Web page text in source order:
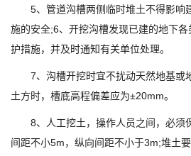
5、管道沟槽两侧临时堆土不得影响
施的安全;6、开挖沟槽发现已建的地下
护措施，并及时通知有关单位处理。
7、沟槽开挖时宜不扰动天然地基或
土方时，槽底高程偏差应为±20mm。
8、人工挖土，操作人员之间，必须
间距不小5m，纵向间距不小于3m;堆土